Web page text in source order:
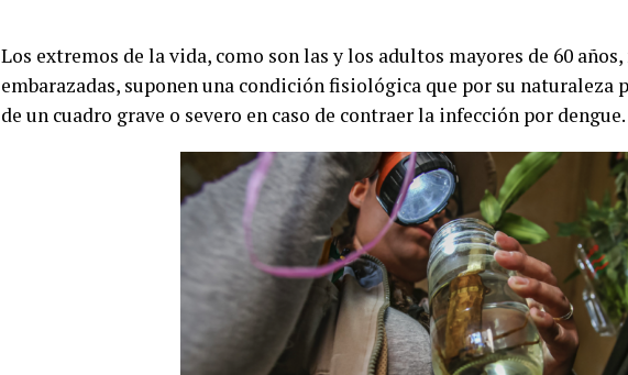
Los extremos de la vida, como son las y los adultos mayores de 60
embarazadas, suponen una condición fisiológica que por su naturaleza
de un cuadro grave o severo en caso de contraer la infección por dengue.